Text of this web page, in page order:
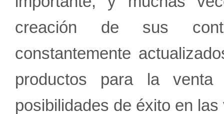
creación de sus
constantemente
productos para la venta
posibilidades de éxito en